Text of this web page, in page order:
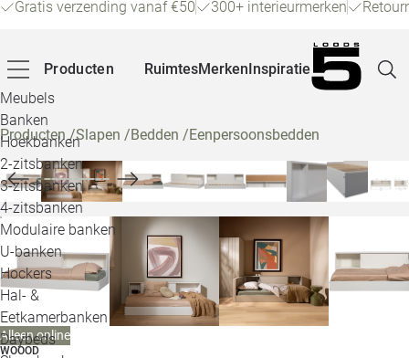
Gratis verzending vanaf €50 300+ interieurmerken
Producten
Meubels
Banken
Hoekbanken
2-zitsbanken
3-zitsbanken
4-zitsbanken
Modulaire banken
U-banken
Hockers
Hal- &
Eetkamerbanken
Daybeds
RuimtesMerkenInspiratie
Producten/Slapen /Bedden /Eenpersoonsbedden
Alleen online
WOOOD